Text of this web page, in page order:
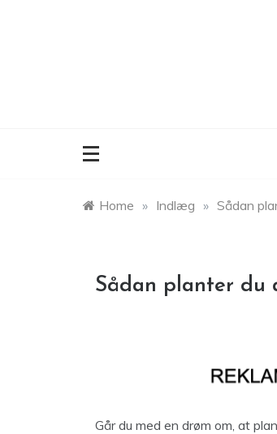
Home » Indlæg » Sådan
Sådan planter du
Går du med en drøm om, at